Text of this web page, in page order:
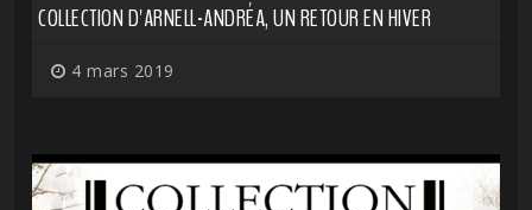
COLLECTION D'ARNELL-ANDRÉA, UN RETOUR EN HIVER
4 mars 2019